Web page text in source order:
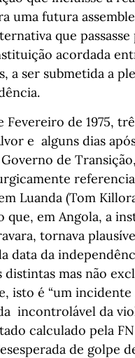
uma futura
que
acordada
a ser submetida a
de 1975,
e alguns dias
de
Luanda (Tom
que, em Angola, a
tornava
data da
mas não
isto é “um
incontrolável da
calculado pela
de golpe